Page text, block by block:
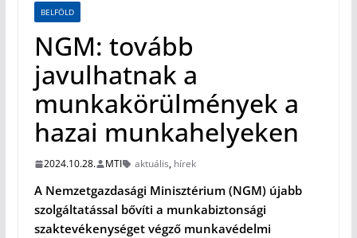
BELFÖLD
NGM: tovább
javulhatnak a
munkakörülmények a
hazai munkahelyeken
2024.10.28. MTI aktuális, hírek
A Nemzetgazdasági Minisztérium (NGM) újabb
szolgáltatással bővíti a munkabiztonsági
szaktevékenységet végző munkavédelmi